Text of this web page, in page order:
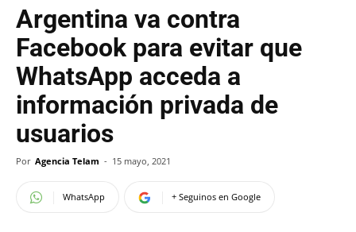
Argentina va contra
Facebook para evitar que
WhatsApp acceda a
información privada de
usuarios
Por Agencia Telam - 15 mayo, 2021
WhatsApp + Seguinos en Google